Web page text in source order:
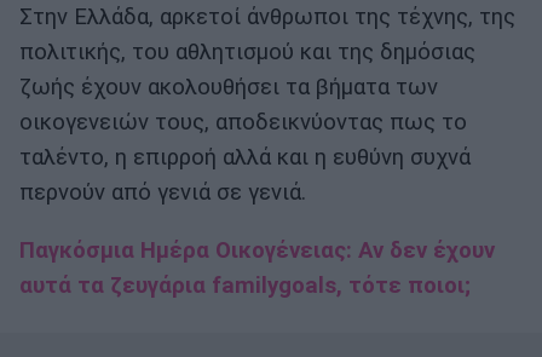
Στην Ελλάδα, αρκετοί άνθρωποι της τέχνης, της
πολιτικής, του αθλητισμού και της δημόσιας
ζωής έχουν ακολουθήσει τα βήματα των
οικογενειών τους, αποδεικνύοντας πως το
ταλέντο, η επιρροή αλλά και η ευθύνη συχνά
περνούν από γενιά σε γενιά.
Παγκόσμια Ημέρα Οικογένειας: Αν δεν έχουν
αυτά τα ζευγάρια familygoals, τότε ποιοι;